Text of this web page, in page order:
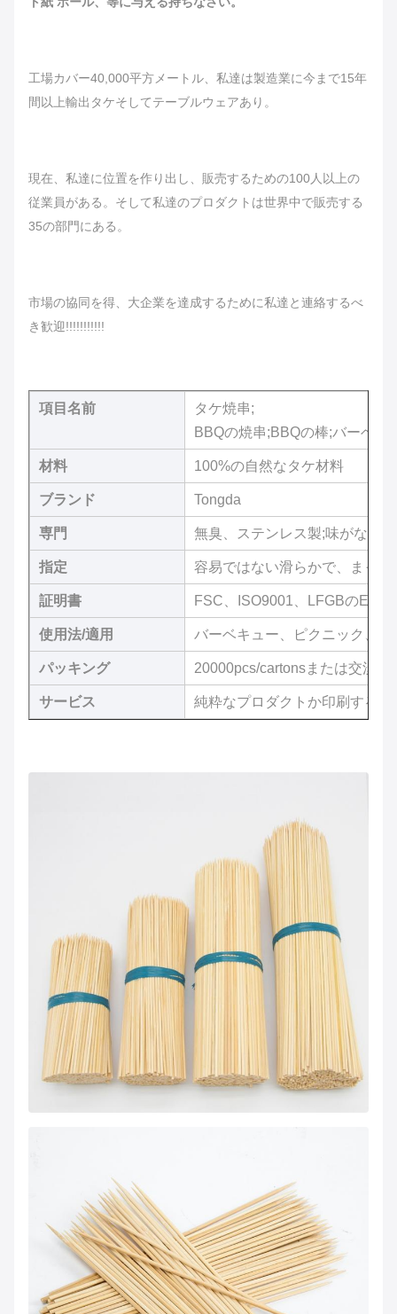
工場カバー40,000平方メートル、私達は製造業に今まで15年
間以上輸出タケそしてテーブルウェアあり。
現在、私達に位置を作り出し、販売するための100人以上の
従業員がある。そして私達のプロダクトは世界中で販売する
35の部門にある。
市場の協同を得、大企業を達成するために私達と連絡するべ
き歓迎!!!!!!!!!!!
項目名前
タケ焼串;
BBQの焼串;BBQの棒;バーベキ
材料 100%の自然なタケ材料
ブランド Tongda
専門 無臭、ステンレス製;味がない
指定 容易ではない滑らかで、まっ
証明書 FSC、ISO9001、LFGBのEU
使用法/適用 バーベキュー、ピクニック、グ
パッキング 20000pcs/cartonsまたは交渉す
サービス 純粋なプロダクトか印刷する